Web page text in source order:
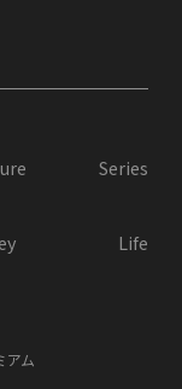
Series
Life
アム